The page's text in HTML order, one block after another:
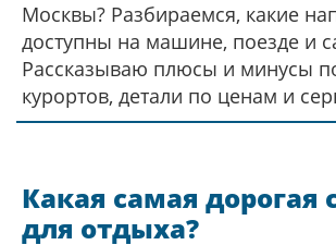
Москвы? Разбираемся, какие
доступны на машине, поезде и
Рассказываю плюсы и минусы
курортов, детали по ценам и
пару неожиданных вариантов.
честно и без воды.
Какая самая дорогая
для отдыха?